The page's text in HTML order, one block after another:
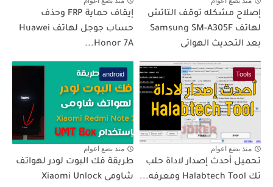
إصلاح مشكله توقف التاتش
لهاتف Samsung SM-A305F
بعد التحديث الهوائى
إيقاف حماية FRP وحذف
حساب جوجل لهاتف Huawei
Honor 7A...
Tools
منذ بضع اعوام
تحميل أحدث إصدار لاداة حلب
تك Halabtech Tool ومعرفه...
android
منذ بضع اعوام
طريقة فك البوت لودر لهواتف
شاومى Xiaomi Unlock